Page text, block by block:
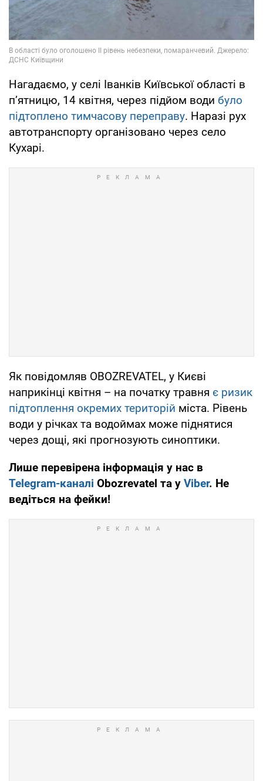
Нагадаємо, у селі Іванків Київської області в
п’ятницю, 14 квітня, через підйом води було
підтоплено тимчасову переправу. Наразі рух
автотранспорту організовано через село
Кухарі.
Як повідомляв OBOZREVATEL, у Києві
наприкінці квітня – на початку травня є ризик
підтоплення окремих територій міста. Рівень
води у річках та водоймах може піднятися
через дощі, які прогнозують синоптики.
Лише перевірена інформація у нас в
Telegram-каналі Obozrevatel та у Viber. Не
ведіться на фейки!